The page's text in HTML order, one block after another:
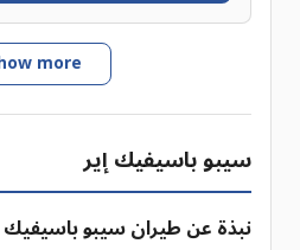
more
سيبو باسيفيك إير
نبذة عن طيران سيبو باسيفيك